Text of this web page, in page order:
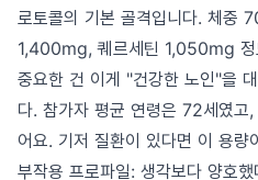
로토콜의 기본 골격입니다. 체중
1,400mg, 퀘르세틴 1,050mg 정
중요한 건 이게 "건강한 노인"을
다. 참가자 평균 연령은 72세였고
어요. 기저 질환이 있다면 이 용량
부작용 프로파일: 생각보다 양호했